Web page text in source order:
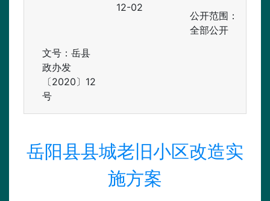
12-02
公开范围：
全部公开
文号：岳县
政办发
〔2020〕12
号
岳阳县县城老旧小区改造实
施方案